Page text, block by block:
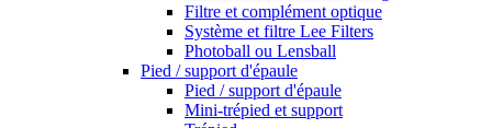
Filtre et complément optique
Système et filtre Lee Filters
Photoball ou Lensball
Pied / support d'épaule
Pied / support d'épaule
Mini-trépied et support